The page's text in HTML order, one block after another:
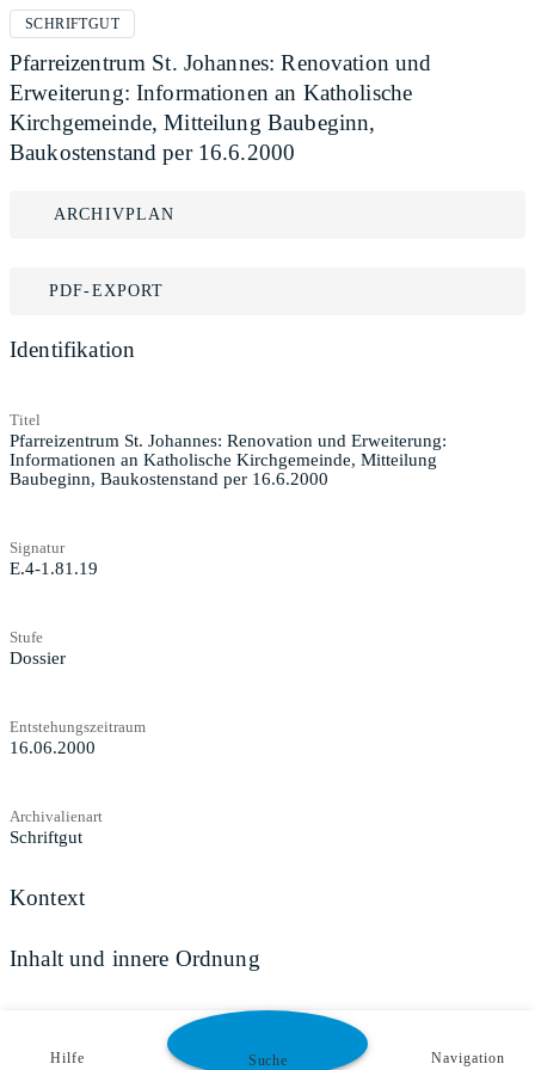
SCHRIFTGUT
Pfarreizentrum St. Johannes: Renovation und
Erweiterung: Informationen an Katholische
Kirchgemeinde, Mitteilung Baubeginn,
Baukostenstand per 16.6.2000
ARCHIVPLAN
PDF-EXPORT
Identifikation
Titel
Pfarreizentrum St. Johannes: Renovation und Erweiterung:
Informationen an Katholische Kirchgemeinde, Mitteilung
Baubeginn, Baukostenstand per 16.6.2000
Signatur
E.4-1.81.19
Stufe
Dossier
Entstehungszeitraum
16.06.2000
Archivalienart
Schriftgut
Kontext
Inhalt und innere Ordnung
Zugangs- und Benutzungsbestimmungen
Hilfe Suche Navigation